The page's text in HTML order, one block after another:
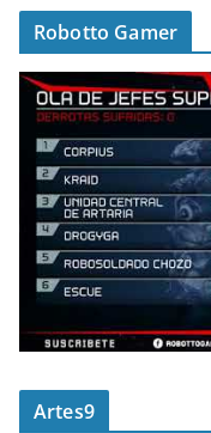
Robotto Gamer
Artes9